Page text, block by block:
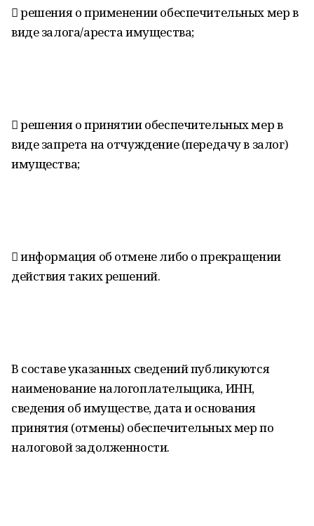
 решения о применении обеспечительных мер в
виде залога/ареста имущества;
 решения о принятии обеспечительных мер в
виде запрета на отчуждение (передачу в залог)
имущества;
 информация об отмене либо о прекращении
действия таких решений.
В составе указанных сведений публикуются
наименование налогоплательщика, ИНН,
сведения об имуществе, дата и основания
принятия (отмены) обеспечительных мер по
налоговой задолженности.